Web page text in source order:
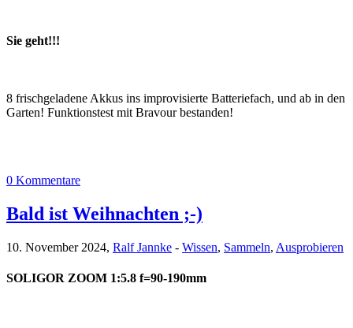
Sie geht!!!
8 frischgeladene Akkus ins improvisierte Batteriefach, und ab in den
Garten! Funktionstest mit Bravour bestanden!
0 Kommentare
Bald ist Weihnachten ;-)
10. November 2024, Ralf Jannke - Wissen, Sammeln, Ausprobieren
SOLIGOR ZOOM 1:5.8 f=90-190mm